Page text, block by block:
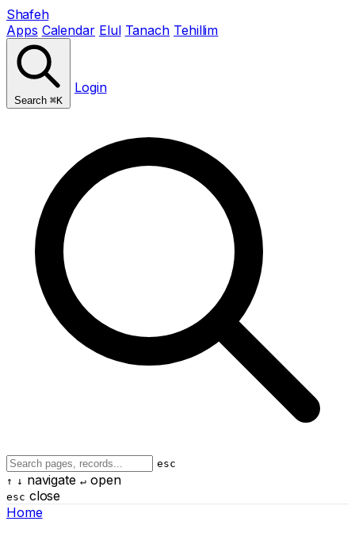
Shafeh
Apps Calendar Elul Tanach Tehillim
Search ⌘K
Login
esc
↑ ↓ navigate ↵open
esc close
Home